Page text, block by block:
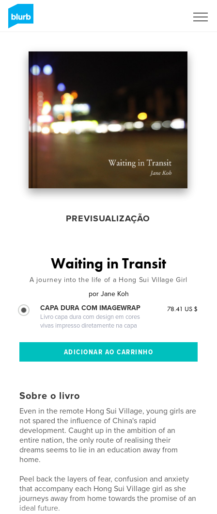
PREVISUALIZAÇÃO
Waiting in Transit
A journey into the life of a Hong Sui Village Girl
por Jane Koh
CAPA DURA COM IMAGEWRAP
Livro capa dura com design em cores
vivas impresso diretamente na capa
78.41 US $
Sobre o livro
Even in the remote Hong Sui Village, young girls are
not spared the influence of China's rapid
development. Caught up in the ambition of an
entire nation, the only route of realising their
dreams seems to lie in an education away from
home.
Peel back the layers of fear, confusion and anxiety
that accompany each Hong Sui Village girl as she
journeys away from home towards the promise of an
ideal future.